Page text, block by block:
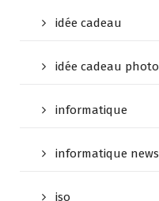
idée cadeau
idée cadeau photo
informatique
informatique news
iso